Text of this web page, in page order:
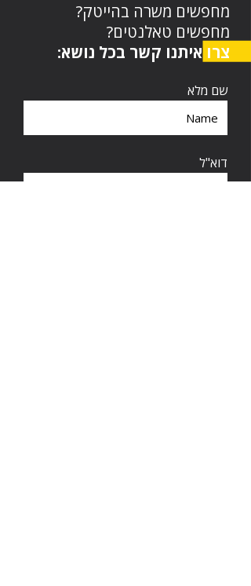
מחפשים משרה בהייטק?
מחפשים טאלנטים?
צרו איתנו קשר בכל נושא:
שם מלא
דוא"ל